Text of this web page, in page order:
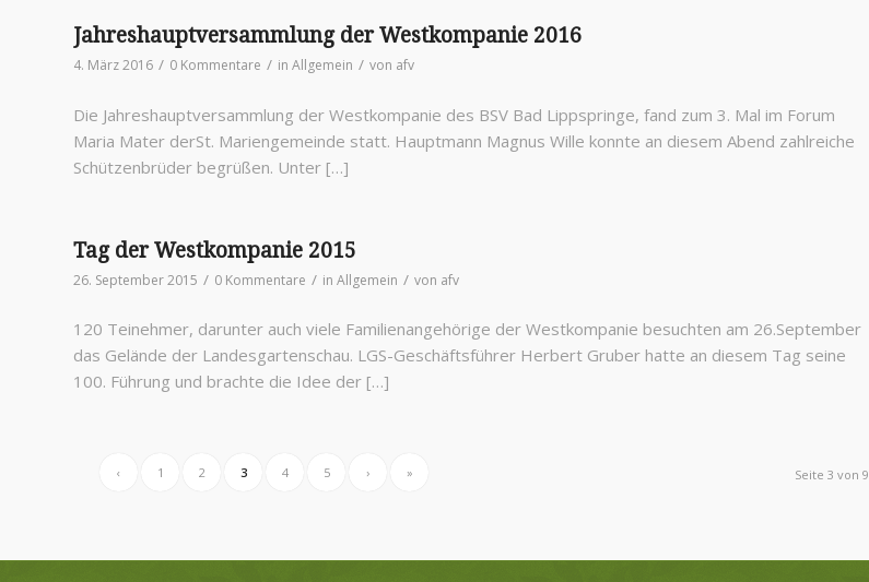
Jahreshauptversammlung der Westkompanie 2016
4. März 2016 / 0 Kommentare / in Allgemein / von afv
Die Jahreshauptversammlung der Westkompanie des BSV Bad Lippspringe, fand zum 3. Mal im Forum
Maria Mater derSt. Mariengemeinde statt. Hauptmann Magnus Wille konnte an diesem Abend zahlreiche
Schützenbrüder begrüßen. Unter […]
Tag der Westkompanie 2015
26. September 2015 / 0 Kommentare / in Allgemein / von afv
120 Teinehmer, darunter auch viele Familienangehörige der Westkompanie besuchten am 26.September
das Gelände der Landesgartenschau. LGS-Geschäftsführer Herbert Gruber hatte an diesem Tag seine
100. Führung und brachte die Idee der […]
Seite 3 von 9
‹ 1 2 3 4 5 › »